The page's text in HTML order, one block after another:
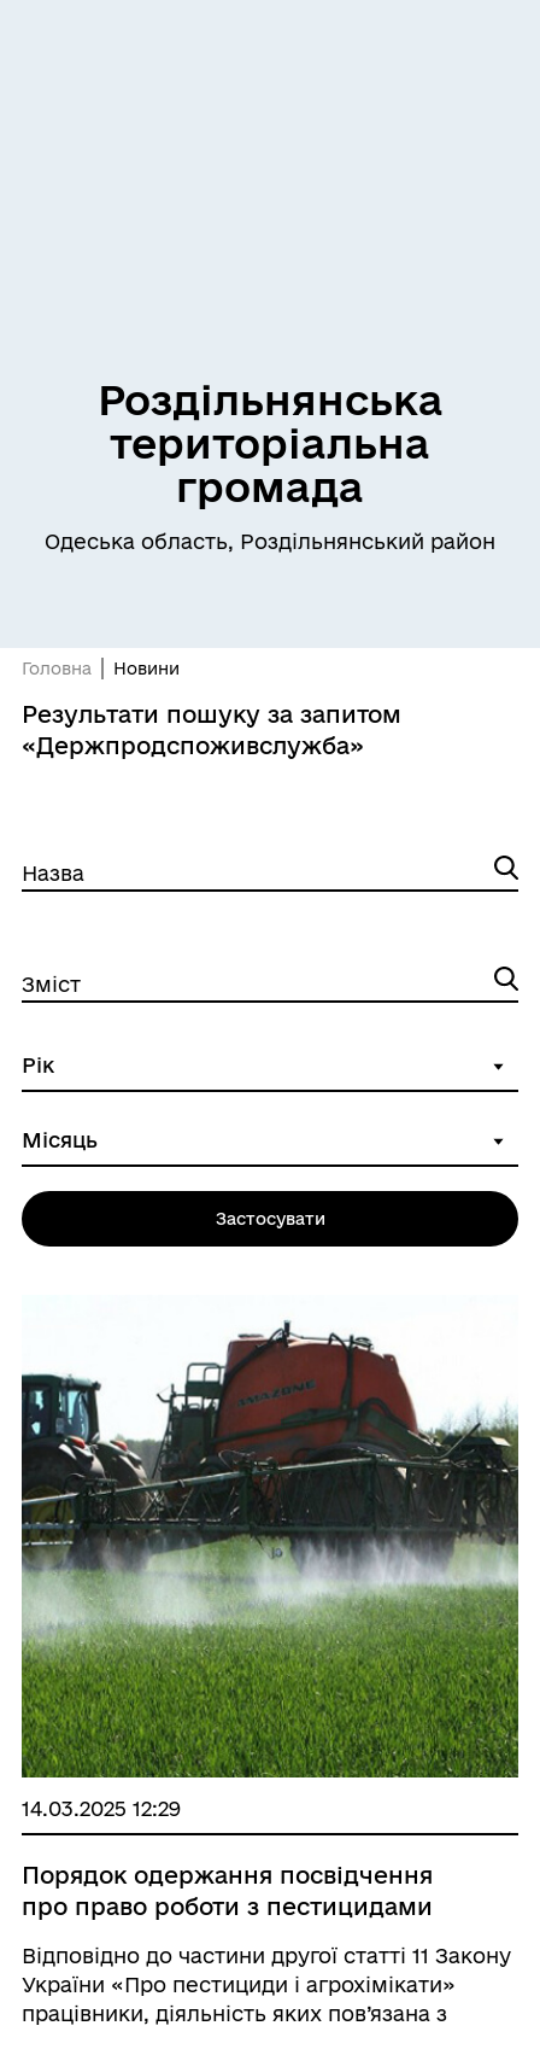
Роздільнянська
територіальна
громада
Одеська область, Роздільнянський район
Головна Новини
Результати пошуку за запитом
«Держпродспоживслужба»
14.03.2025 12:29
Порядок одержання посвідчення
про право роботи з пестицидами
Відповідно до частини другої статті 11 Закону
України «Про пестициди і агрохімікати»
працівники, діяльність яких пов’язана з
Назва
Зміст
Застосувати